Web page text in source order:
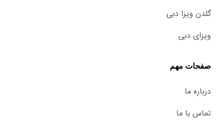
گلدن ویزا دبی
ویزای دبی
صفحات مهم
درباره ما
تماس با ما